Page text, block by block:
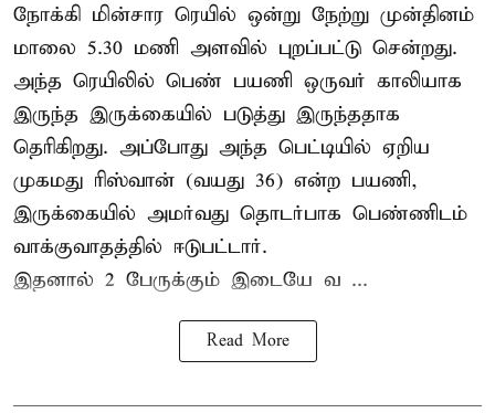
நோக்கி மின்சார ரெயில் ஒன்று நேற்று முன்தினம்
மாலை 5.30 மணி அளவில் புறப்பட்டு சென்றது.
அந்த ரெயிலில் பெண் பயணி ஒருவர் காலியாக
இருந்த இருக்கையில் படுத்து இருந்ததாக
தெரிகிறது. அப்போது அந்த பெட்டியில் ஏறிய
முகமது ரிஸ்வான் (வயது 36) என்ற பயணி,
இருக்கையில் அமர்வது தொடர்பாக பெண்ணிடம்
வாக்குவாதத்தில் ஈடுபட்டார்.
இதனால் 2 பேருக்கும் இடையே வ ...
Read More